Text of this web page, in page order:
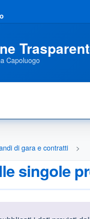
Capoluogo
di gara e contratti
singole